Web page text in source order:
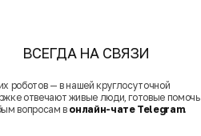
ВСЕГДА НА СВЯЗИ
роботов — в нашей круглосуточной
отвечают живые люди, готовые помочь
вопросам в онлайн-чате Telegram.